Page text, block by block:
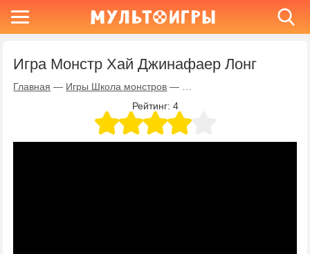
Игра Монстр Хай Джинафаер Лонг
Главная — Игры Школа монстров —
Рейтинг: 4